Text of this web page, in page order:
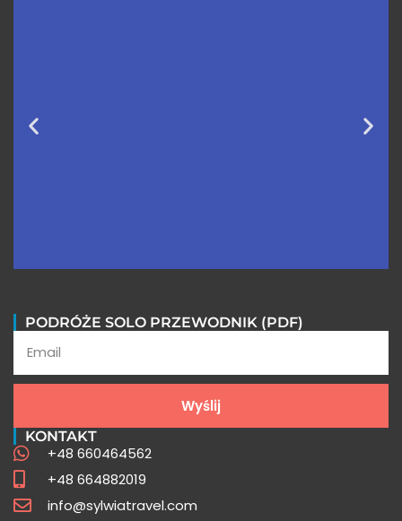
Wycieczki do Peru FAQ
zadawane pytania o Peru
Sprawdź
PODRÓŻE SOLO PRZEWODNIK (PDF)
Wyślij
KONTAKT
+48 660464562
+48 664882019
info@sylwiatravel.com